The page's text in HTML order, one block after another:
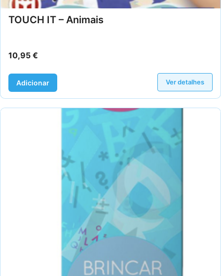
TOUCH IT – Animais
10,95 €
Adicionar Ver detalhes